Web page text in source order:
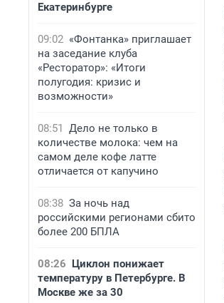
Екатеринбурге
09:02 «Фонтанка» приглашает
на заседание клуба
«Ресторатор»: «Итоги
полугодия: кризис и
возможности»
08:51 Дело не только в
количестве молока: чем на
самом деле кофе латте
отличается от капучино
08:38 За ночь над
российскими регионами сбито
более 200 БПЛА
08:26 Циклон понижает
температуру в Петербурге. В
Москве же за 30